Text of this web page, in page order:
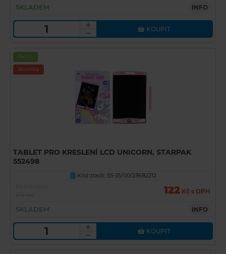
SKLADEM INFO
KOUPIT
Akční
Novinka
TABLET PRO KRESLENÍ LCD UNICORN, STARPAK
552498
U Kód zboží: 55-35/00/23682212
122 Kč s DPH
SKLADEM INFO
KOUPIT